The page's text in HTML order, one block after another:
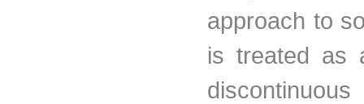
approach to
is treated as